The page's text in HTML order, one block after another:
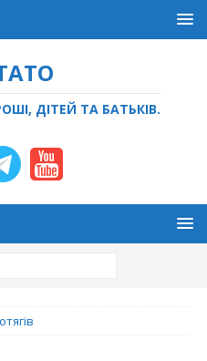
ДІТЕЙ ТА БАТЬКІВ.